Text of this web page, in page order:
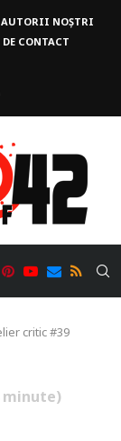
AUTORII NOȘTRI
DE CONTACT
critic #39
minute)